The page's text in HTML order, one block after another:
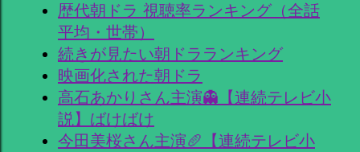
歴代朝ドラ 視聴率ランキング（全話
平均・世帯）
続きが見たい朝ドラランキング
映画化された朝ドラ
高石あかりさん主演👻【連続テレビ小
説】ばけばけ
今田美桜さん主演🥖【連続テレビ小